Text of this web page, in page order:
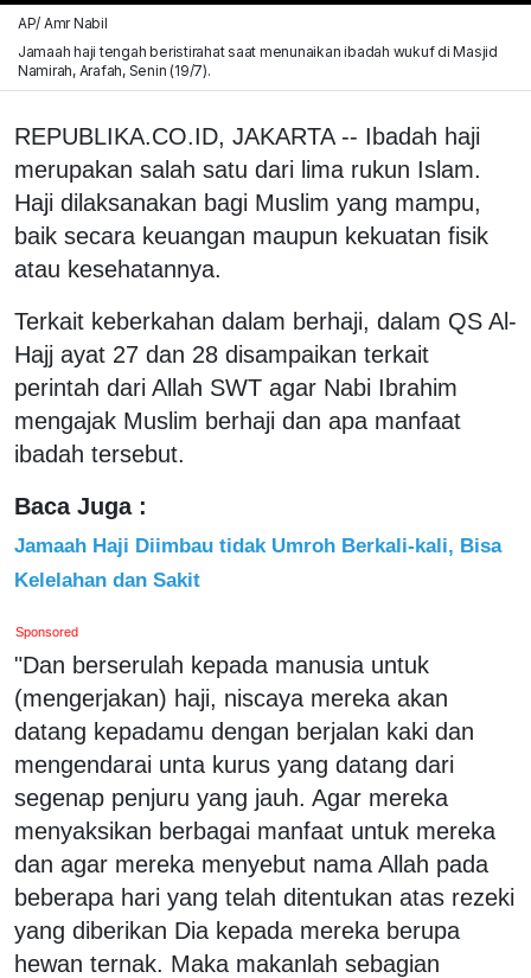
AP/ Amr Nabil
Jamaah haji tengah beristirahat saat menunaikan ibadah wukuf di Masjid
Namirah, Arafah, Senin (19/7).
REPUBLIKA.CO.ID, JAKARTA -- Ibadah haji
merupakan salah satu dari lima rukun Islam.
Haji dilaksanakan bagi Muslim yang mampu,
baik secara keuangan maupun kekuatan fisik
atau kesehatannya.
Terkait keberkahan dalam berhaji, dalam QS Al-
Hajj ayat 27 dan 28 disampaikan terkait
perintah dari Allah SWT agar Nabi Ibrahim
mengajak Muslim berhaji dan apa manfaat
ibadah tersebut.
Baca Juga :
Jamaah Haji Diimbau tidak Umroh Berkali-kali, Bisa
Kelelahan dan Sakit
Sponsored
"Dan berserulah kepada manusia untuk
(mengerjakan) haji, niscaya mereka akan
datang kepadamu dengan berjalan kaki dan
mengendarai unta kurus yang datang dari
segenap penjuru yang jauh. Agar mereka
menyaksikan berbagai manfaat untuk mereka
dan agar mereka menyebut nama Allah pada
beberapa hari yang telah ditentukan atas rezeki
yang diberikan Dia kepada mereka berupa
hewan ternak. Maka makanlah sebagian